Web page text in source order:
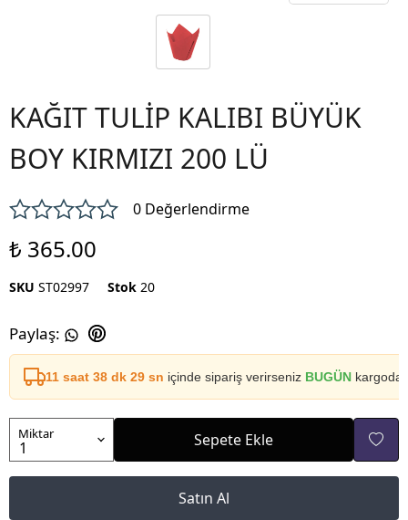
KAĞIT TULİP KALIBI BÜYÜK
BOY KIRMIZI 200 LÜ
0 Değerlendirme
₺ 365.00
SKU ST02997 Stok 20
Paylaş:
11 saat 38 dk 29 sn içinde sipariş verirseniz BUGÜN kargoda
Miktar Sepete Ekle
Satın Al